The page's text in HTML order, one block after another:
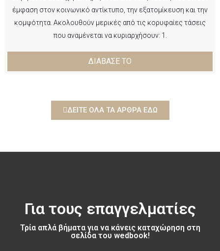
έμφαση στον κοινωνικό αντίκτυπο, την εξατομίκευση και την
κομψότητα. Ακολουθούν μερικές από τις κορυφαίες τάσεις
που αναμένεται να κυριαρχήσουν: 1.
ΔΙΑΒΑΣΕ ΤΟ
ΔΕΙΤΕ ΟΛΑ ΤΑ ΑΡΘΡΑ ΕΔΩ
Για τους επαγγελματίες
Τρία απλά βήματα για να κάνεις καταχώρηση στη
σελίδα του wedbook!